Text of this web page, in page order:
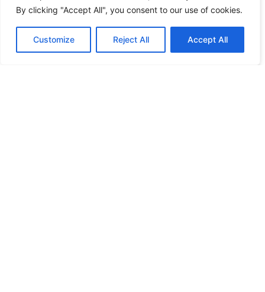
By clicking "Accept All", you consent to our use of cookies.
Customize Reject All Accept All